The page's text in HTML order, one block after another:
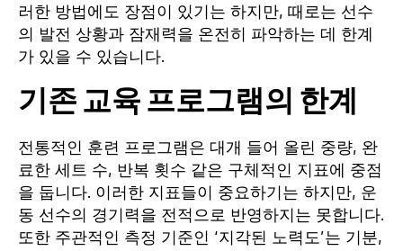
러한 방법에도 장점이 있기는 하지만, 때로는 선수
의 발전 상황과 잠재력을 온전히 파악하는 데 한계
가 있을 수 있습니다.
기존 교육 프로그램의 한계
전통적인 훈련 프로그램은 대개 들어 올린 중량, 완
료한 세트 수, 반복 횟수 같은 구체적인 지표에 중점
을 둡니다. 이러한 지표들이 중요하기는 하지만, 운
동 선수의 경기력을 전적으로 반영하지는 못합니다.
또한 주관적인 측정 기준인 ‘지각된 노력도’는 기분,